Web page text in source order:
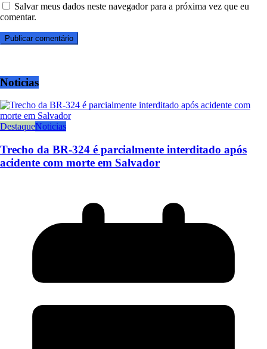
Salvar meus dados neste navegador para a próxima vez que eu
comentar.
Noticias
DestaqueNoticias
Trecho da BR-324 é parcialmente interditado após
acidente com morte em Salvador